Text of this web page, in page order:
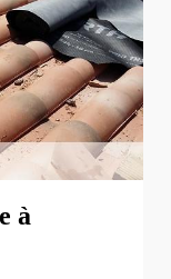
à